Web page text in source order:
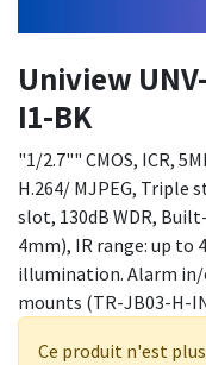
Uniview
I1-BK
"1/2.7"" CMOS, ICR,
H.264/ MJPEG, Triple
slot, 130dB WDR,
4mm), IR range: up to
illumination. Alarm in/
mounts (TR-JB03-H-
Ce produit n'est